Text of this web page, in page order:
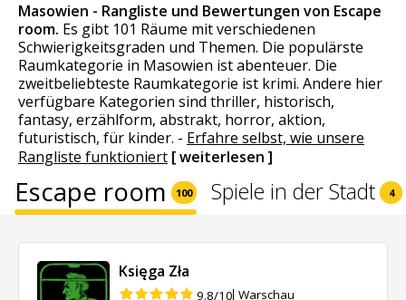
Masowien - Rangliste und Bewertungen von Escape
room. Es gibt 101 Räume mit verschiedenen
Schwierigkeitsgraden und Themen. Die populärste
Raumkategorie in Masowien ist abenteuer. Die
zweitbeliebteste Raumkategorie ist krimi. Andere hier
verfügbare Kategorien sind thriller, historisch,
fantasy, erzählform, abstrakt, horror, aktion,
futuristisch, für kinder. - Erfahre selbst, wie unsere
Rangliste funktioniert [ weiterlesen ]
Escape room 100 Spiele in der Stadt 4
Księga Zła
9.8/10 Warschau